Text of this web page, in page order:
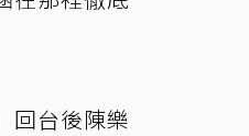
回台後陳樂